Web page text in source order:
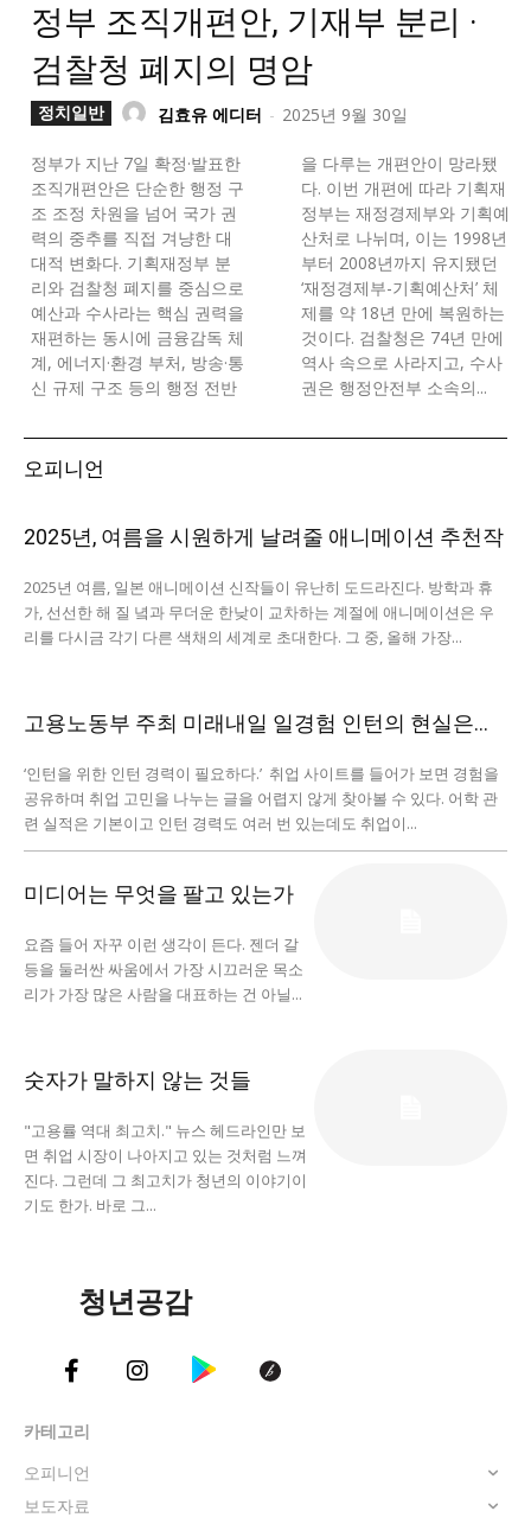
정부 조직개편안, 기재부 분리 ·
검찰청 폐지의 명암
정치일반 김효유 에디터 - 2025년 9월 30일
정부가 지난 7일 확정·발표한
조직개편안은 단순한 행정 구
조 조정 차원을 넘어 국가 권
력의 중추를 직접 겨냥한 대
대적 변화다. 기획재정부 분
리와 검찰청 폐지를 중심으로
예산과 수사라는 핵심 권력을
재편하는 동시에 금융감독 체
계, 에너지·환경 부처, 방송·통
신 규제 구조 등의 행정 전반
을 다루는 개편안이 망라됐
다. 이번 개편에 따라 기획재
정부는 재정경제부와 기획예
산처로 나뉘며, 이는 1998년
부터 2008년까지 유지됐던
‘재정경제부-기획예산처’ 체
제를 약 18년 만에 복원하는
것이다. 검찰청은 74년 만에
역사 속으로 사라지고, 수사
권은 행정안전부 소속의...
오피니언
2025년, 여름을 시원하게 날려줄 애니메이션 추천작
2025년 여름, 일본 애니메이션 신작들이 유난히 도드라진다. 방학과 휴
가, 선선한 해 질 녘과 무더운 한낮이 교차하는 계절에 애니메이션은 우
리를 다시금 각기 다른 색채의 세계로 초대한다. 그 중, 올해 가장...
고용노동부 주최 미래내일 일경험 인턴의 현실은…
‘인턴을 위한 인턴 경력이 필요하다.’ 취업 사이트를 들어가 보면 경험을
공유하며 취업 고민을 나누는 글을 어렵지 않게 찾아볼 수 있다. 어학 관
련 실적은 기본이고 인턴 경력도 여러 번 있는데도 취업이...
미디어는 무엇을 팔고 있는가
요즘 들어 자꾸 이런 생각이 든다. 젠더 갈
등을 둘러싼 싸움에서 가장 시끄러운 목소
리가 가장 많은 사람을 대표하는 건 아닐...
숫자가 말하지 않는 것들
"고용률 역대 최고치." 뉴스 헤드라인만 보
면 취업 시장이 나아지고 있는 것처럼 느껴
진다. 그런데 그 최고치가 청년의 이야기이
기도 한가. 바로 그...
청년공감
카테고리
오피니언
보도자료